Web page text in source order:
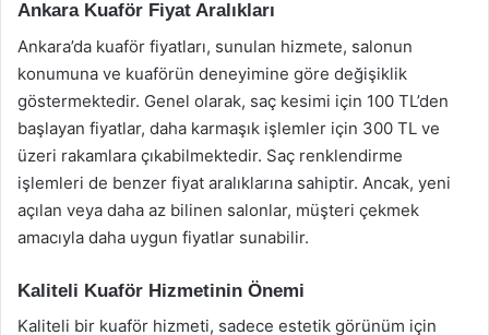
Ankara Kuaför Fiyat Aralıkları
Ankara’da kuaför fiyatları, sunulan hizmete, salonun
konumuna ve kuaförün deneyimine göre değişiklik
göstermektedir. Genel olarak, saç kesimi için 100 TL’den
başlayan fiyatlar, daha karmaşık işlemler için 300 TL ve
üzeri rakamlara çıkabilmektedir. Saç renklendirme
işlemleri de benzer fiyat aralıklarına sahiptir. Ancak, yeni
açılan veya daha az bilinen salonlar, müşteri çekmek
amacıyla daha uygun fiyatlar sunabilir.
Kaliteli Kuaför Hizmetinin Önemi
Kaliteli bir kuaför hizmeti, sadece estetik görünüm için